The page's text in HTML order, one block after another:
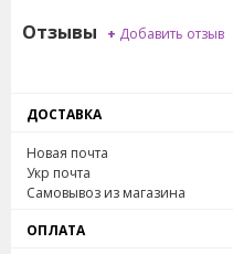
ДОСТАВКА
Новая почта
Укр почта
Самовывоз из магазина
ОПЛАТА
тонизирующим и
масло каяпуты
восстановление
и растяжений,
успокаивает при
Отзывы + Добавить отзыв